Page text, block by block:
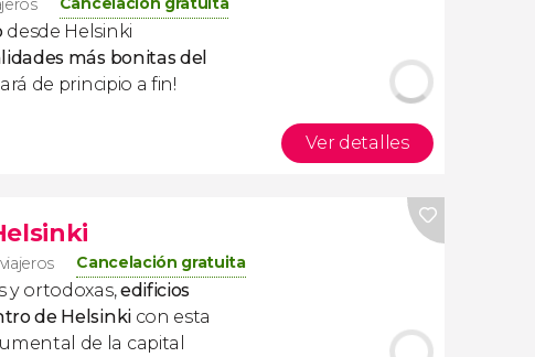
desde Helsinki
más bonitas del
de principio a fin!
Ver detalles
Cancelación gratuita
y ortodoxas,edificios
de Helsinkicon esta
de la capital